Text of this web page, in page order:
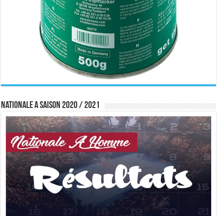
Nationale A saison 2020 / 2021